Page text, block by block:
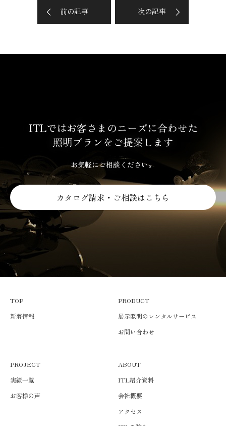
前の記事 次の記事
ITLではお客さまのニーズに合わせた
照明プランをご提案します
お気軽にご相談ください。
カタログ請求・ご相談はこちら
TOP
新着情報
PRODUCT
展示照明のレンタルサービス
お問い合わせ
PROJECT
実績一覧
お客様の声
ABOUT
ITL紹介資料
会社概要
アクセス